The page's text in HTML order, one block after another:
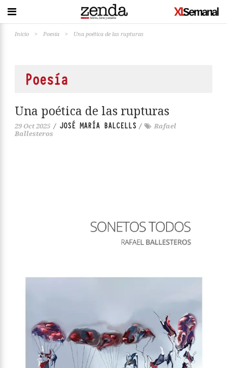
Inicio > Poesía > Una poética de las rupturas
Poesía
Una poética de las rupturas
29 Oct 2025 / JOSÉ MARÍA BALCELLS /
Rafael
Ballesteros